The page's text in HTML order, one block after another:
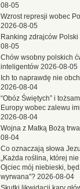
08-05
Wzrost represji wobec
2026-08-05
Ranking zdrajców Polski
08-05
Chów wsobny polskich
inteligentów 2026-08-05
Ich to naprawdę nie
2026-08-04
“Obóz Świętych” i
Europy wobec zalewu
2026-08-04
Wojna z Matką Bożą trwa
08-04
Co oznaczają słowa
„Każda roślina, której nie
Ojciec mój niebieski,
wyrwana”? 2026-08-04